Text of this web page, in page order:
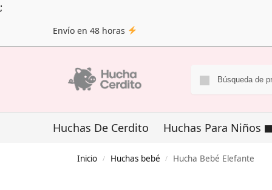
;
Envío en 48 horas
Huchas De Cerdito Huchas Para Niños
Inicio / Huchas bebé / Hucha Bebé Elefante